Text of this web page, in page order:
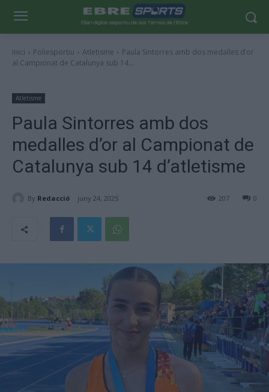
Inici Poliesportiu Atletisme
Paula Sintorres amb dos medalles d’or
al Campionat de Catalunya sub 14...
Atletisme
Paula Sintorres amb dos
medalles d’or al Campionat de
Catalunya sub 14 d’atletisme
By Redacció juny 24, 2025 0
207